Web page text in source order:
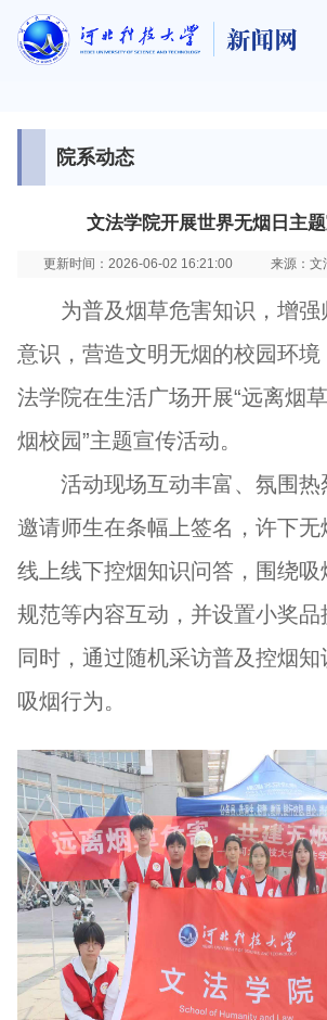
院系动态
文法学院开展世界无烟日主
更新时间：2026-06-02 16:21:00 来源：文
为普及烟草危害知识，增
意识，营造文明无烟的校园环境
法学院在生活广场开展“远离烟
烟校园”主题宣传活动。
活动现场互动丰富、氛围热
邀请师生在条幅上签名，许下无
线上线下控烟知识问答，围绕吸
规范等内容互动，并设置小奖品
同时，通过随机采访普及控烟
吸烟行为。